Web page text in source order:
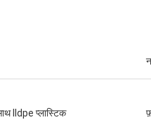
lldpe प्लास्टिक